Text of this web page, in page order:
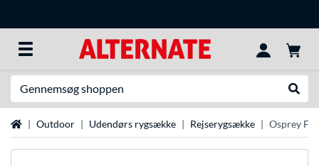
StartsideOutdoor Udendørs rygsække Rejserygsække Osprey